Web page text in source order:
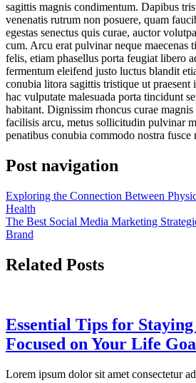
sagittis magnis condimentum. Dapibus
venenatis rutrum non posuere, quam
egestas senectus quis curae, auctor
cum. Arcu erat pulvinar neque maecenas
felis, etiam phasellus porta feugiat libero
fermentum eleifend justo luctus blandit
conubia litora sagittis tristique ut praesent
hac vulputate malesuada porta tincidunt
habitant. Dignissim rhoncus curae
facilisis arcu, metus sollicitudin pulvinar
penatibus conubia commodo nostra fusce
Post navigation
Exploring the Connection Between
Health
The Best Social Media Marketing
Brand
Related Posts
Essential Tips for
Focused on Your Life
Lorem ipsum dolor sit amet consectetur